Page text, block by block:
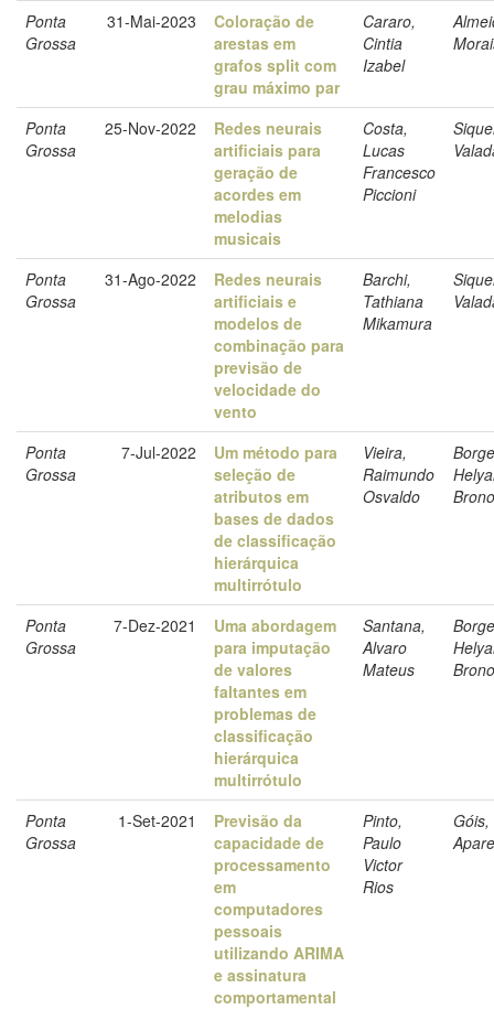
Ponta
Grossa
31-Mai-2023
Coloração de
arestas em
grafos split com
grau máximo par
Cararo,
Cintia
Izabel
Ponta
Grossa
25-Nov-2022
Redes neurais
artificiais para
geração de
acordes em
melodias
musicais
Costa,
Lucas
Francesco
Piccioni
Ponta
Grossa
31-Ago-2022
Redes neurais
artificiais e
modelos de
combinação para
previsão de
velocidade do
vento
Barchi,
Tathiana
Mikamura
Ponta
Grossa
7-Jul-2022
Um método para
seleção de
atributos em
bases de dados
de classificação
hierárquica
multirrótulo
Vieira,
Raimundo
Osvaldo
Ponta
Grossa
7-Dez-2021
Uma abordagem
para imputação
de valores
faltantes em
problemas de
classificação
hierárquica
multirrótulo
Santana,
Alvaro
Mateus
Ponta
Grossa
1-Set-2021
Previsão da
capacidade de
processamento
em
computadores
pessoais
utilizando ARIMA
e assinatura
comportamental
Pinto,
Paulo
Victor
Rios